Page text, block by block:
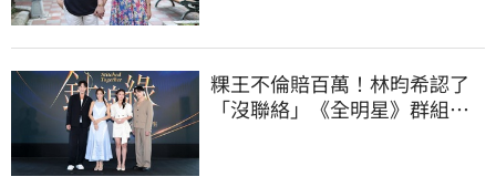
粿王不倫賠百萬！林昀希認了
「沒聯絡」《全明星》群組現